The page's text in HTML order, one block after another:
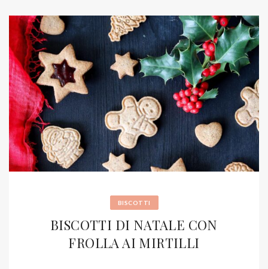
BISCOTTI
BISCOTTI DI NATALE CON
FROLLA AI MIRTILLI